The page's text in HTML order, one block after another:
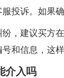
投诉。如果
，建议买方
和信息，这
介入吗